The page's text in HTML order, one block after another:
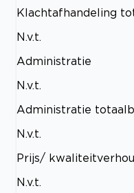
Klachtafhandeling
N.v.t.
Administratie
N.v.t.
Administratie
N.v.t.
Prijs/
N.v.t.